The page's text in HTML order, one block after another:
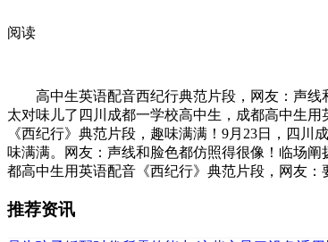
阅读
高中生英语配音西纪行典范片段，网友：声线
太对味儿了四川成都一学校高中生，成都高中生
《西纪行》典范片段，趣味满满！9月23日，四
味满满。网友：声线和脸色都仿照得很像！临场
都高中生用英语配音《西纪行》典范片段，网友：
推荐资讯